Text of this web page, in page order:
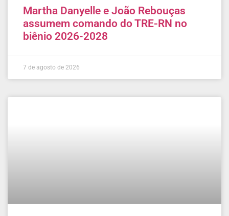
Martha Danyelle e João Rebouças
assumem comando do TRE-RN no
biênio 2026-2028
7 de agosto de 2026